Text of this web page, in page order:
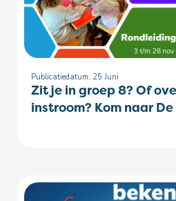
Publicatiedatum: 25 Juni
Zit je in groep 8? Of
instroom? Kom naar